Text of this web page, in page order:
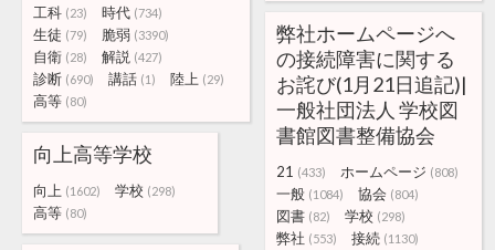
工科 (23) 時代 (734)
生徒 (79) 脆弱 (3390)
自衛 (28) 解説 (427)
診断 (690) 講話 (1) 陸上 (29)
高等 (80)
弊社ホームページへ
の接続障害に関する
お詫び(1月21日追記)|
一般社団法人 学校図
書館図書整備協会
21 (433) ホームページ (808)
一般 (1084) 協会 (804)
図書 (82) 学校 (298)
弊社 (553) 接続 (1130)
向上高等学校
向上 (1602) 学校 (298)
高等 (80)